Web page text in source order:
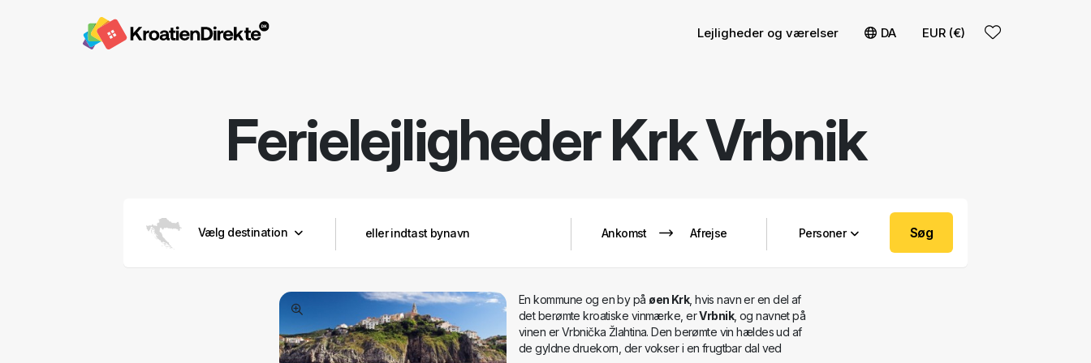
Lejligheder og værelser DA EUR (€)
FerielejlighederKrk Vrbnik
Vælg destination Personer Søg
En kommune og en by på øen Krk, hvis navn er en del af
det berømte kroatiske vinmærke, erVrbnik, og navnet på
vinen er Vrbnička Žlahtina. Den berømte vin hældes ud af
de gyldne druekorn, der vokser i en frugtbar dal ved